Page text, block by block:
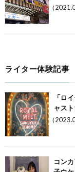
（
ライター体験記事
「ロ
ャス
（
コン